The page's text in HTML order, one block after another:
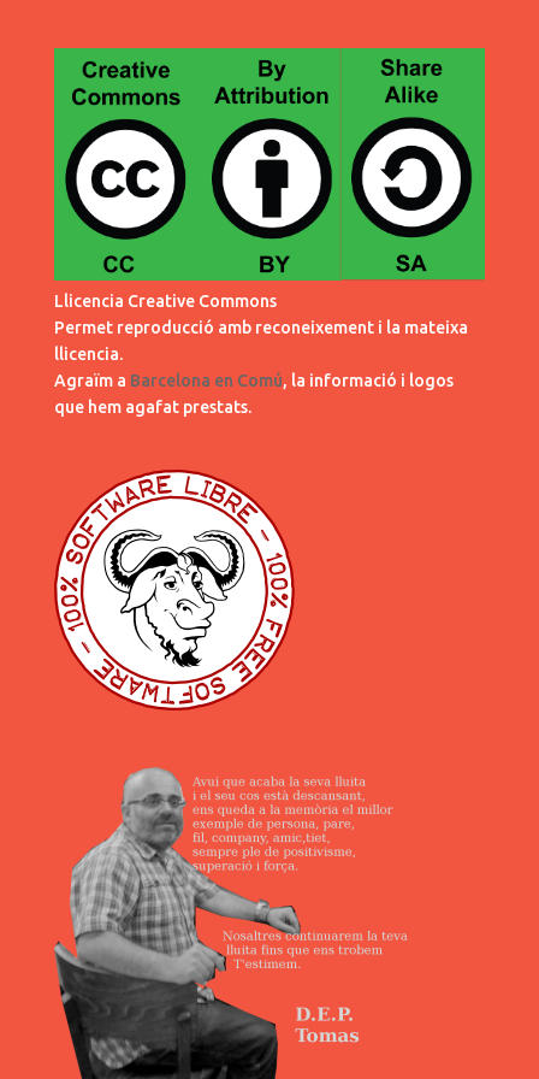
Llicencia Creative Commons
Permet reproducció amb reconeixement i la mateixa
llicencia.
Agraïm a Barcelona en Comú, la informació i logos
que hem agafat prestats.